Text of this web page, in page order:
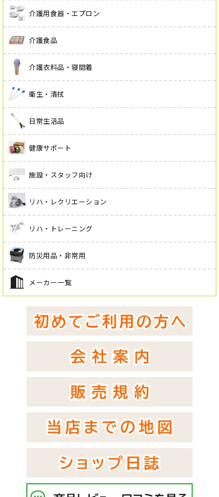
介護用食器・エプロン
介護食品
介護衣料品・寝間着
衛生・清拭
日常生活品
健康サポート
施設・スタッフ向け
リハ・レクリエーション
リハ・トレーニング
防災用品・非常用
メーカー一覧